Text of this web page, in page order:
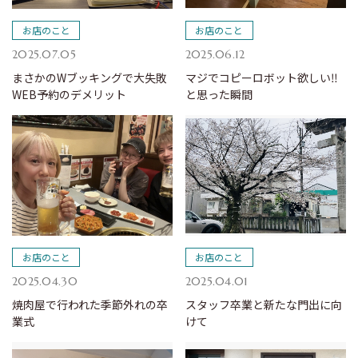
お店のこと
2025.07.05
まさかのWブッキングで大失敗
WEB予約のデメリット
お店のこと
2025.06.12
マジでコピーロボット欲しい‼
と思った瞬間
お店のこと
2025.04.30
焼肉屋で行われた季節外れの卒
業式
お店のこと
2025.04.01
スタッフ卒業と新たな門出に向
けて